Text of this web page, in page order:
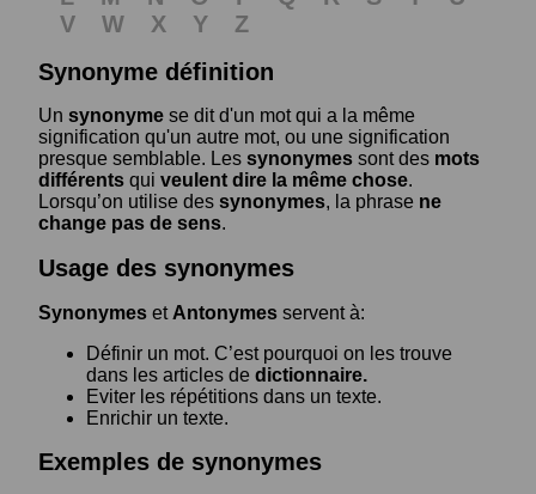
V
W X Y
Z
Synonyme définition
Un synonyme se dit d'un mot qui a la même
signification qu'un autre mot, ou une signification
presque semblable. Les synonymes sont des mots
différents qui veulent dire la même chose.
Lorsqu’on utilise des synonymes, la phrase ne
change pas de sens.
Usage des synonymes
Synonymes et Antonymes servent à:
Définir un mot. C’est pourquoi on les trouve
dans les articles de dictionnaire.
Eviter les répétitions dans un texte.
Enrichir un texte.
Exemples de synonymes